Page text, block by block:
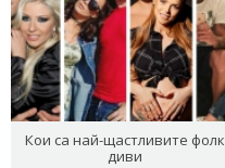
Кои са най-щастливите фолк
диви